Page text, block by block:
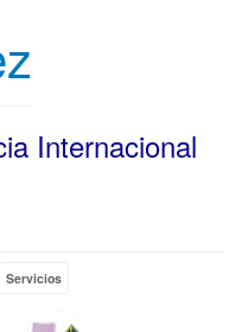
Internacional
Servicios